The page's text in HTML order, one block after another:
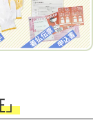
発送ガイドの手順
いただけます。
荷依頼を行い発
いただけます。
」